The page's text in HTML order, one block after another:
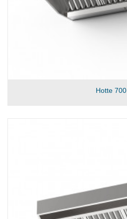
Hotte 700